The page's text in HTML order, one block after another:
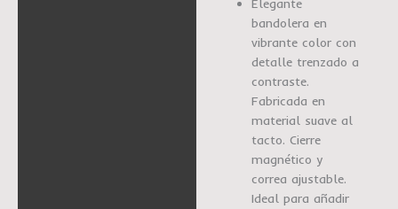
Elegante
bandolera en
vibrante color con
detalle trenzado a
contraste.
Fabricada en
material suave al
tacto. Cierre
magnético y
correa ajustable.
Ideal para añadir